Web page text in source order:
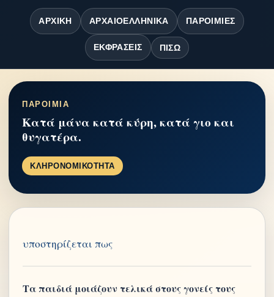
ΑΡΧΙΚΉ ΑΡΧΑΙΟΕΛΛΗΝΙΚΆ ΠΑΡΟΙΜΊΕΣ
ΕΚΦΡΆΣΕΙΣ ΠΊΣΩ
ΠΑΡΟΙΜΙΑ
Κατά μάνα κατά κύρη, κατά γιο και
θυγατέρα.
ΚΛΗΡΟΝΟΜΙΚΟΤΗΤΑ
υποστηρίζεται πως
Τα παιδιά μοιάζουν τελικά στους γονείς τους